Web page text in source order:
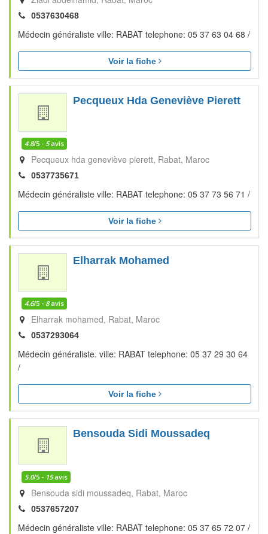
0537630468
Médecin généraliste ville: RABAT telephone: 05 37 63 04 68 /
Voir la fiche
Pecqueux Hda Geneviève Pierett
4.8/5 - 5avis
Pecqueux hda geneviève pierett Rabat Maroc
0537735671
Médecin généraliste ville: RABAT telephone: 05 37 73 56 71 /
Voir la fiche
Elharrak Mohamed
4.6/5 - 8avis
Elharrak mohamed Rabat Maroc
0537293064
Médecin généraliste. ville: RABAT telephone: 05 37 29 30 64
/
Voir la fiche
Bensouda Sidi Moussadeq
5.0/5 - 15avis
Bensouda sidi moussadeq Rabat Maroc
0537657207
Médecin généraliste ville: RABAT telephone: 05 37 65 72 07 /